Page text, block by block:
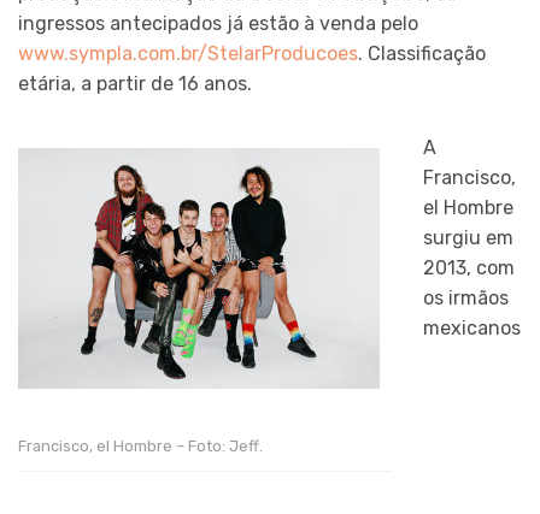
ingressos antecipados já estão à venda pelo
www.sympla.com.br/StelarProducoes. Classificação
etária, a partir de 16 anos.
Francisco, el Hombre – Foto: Jeff.
A
Francisco,
el Hombre
surgiu em
2013, com
os irmãos
mexicanos